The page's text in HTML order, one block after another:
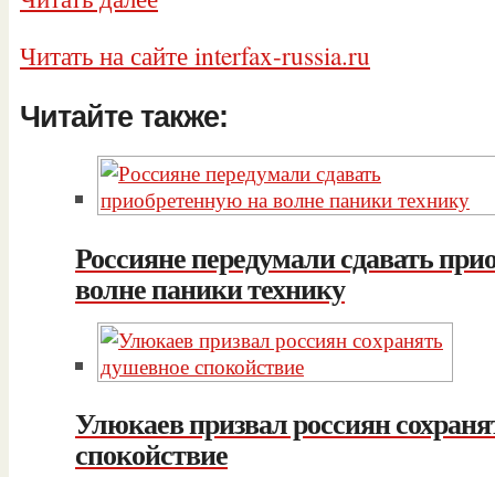
Читать на сайте interfax-russia.ru
Читайте также:
Россияне передумали сдавать
волне паники технику
Улюкаев призвал россиян
спокойствие